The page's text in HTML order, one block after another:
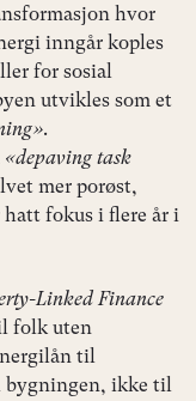
hvor
inngår koples
for sosial
utvikles som et
.
«depaving task
mer porøst,
fokus i flere år i
Linked Finance
folk uten
til
ikke til